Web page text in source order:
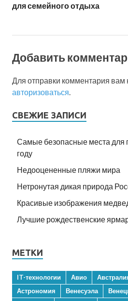
для семейного отдыха
Добавить
Для отправки комментария вам
авторизоваться
СВЕЖИЕ ЗАПИСИ
Самые безопасные места для
году
Недооцененные пляжи мира
Нетронутая дикая природа
Красивые изображения
Лучшие рождественские
МЕТКИ
IT-технологии Авио
Астрономия
Венесуэла